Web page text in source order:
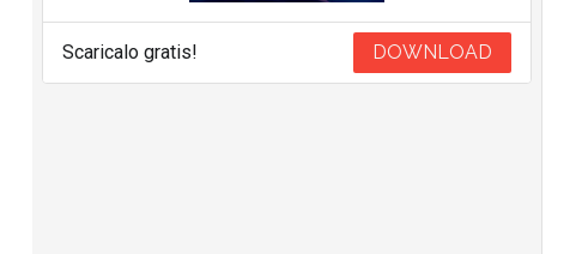
Scaricalo gratis! DOWNLOAD